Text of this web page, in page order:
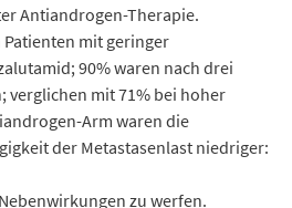
Antiandrogen-Therapie.
mit geringer
90% waren nach drei
verglichen mit 71% bei hoher
Arm waren die
der Metastasenlast niedriger:
zu werfen.